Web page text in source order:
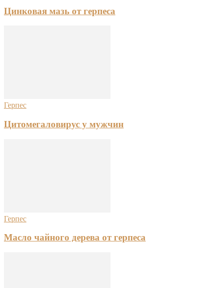
Цинковая мазь от герпеса
Герпес
Цитомегаловирус у мужчин
Герпес
Масло чайного дерева от герпеса